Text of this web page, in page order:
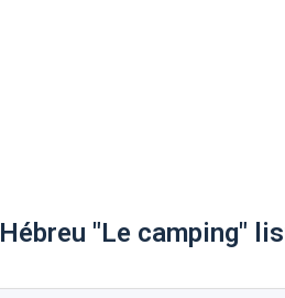
Hébreu "Le camping"